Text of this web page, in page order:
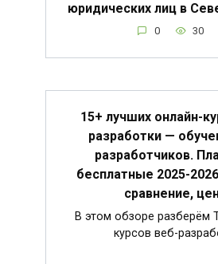
юридических лиц в
0 30
15+ лучших онлайн-
разработки —
разработчиков.
бесплатные 2025-
сравнение,
В этом обзоре разберём
курсов веб-